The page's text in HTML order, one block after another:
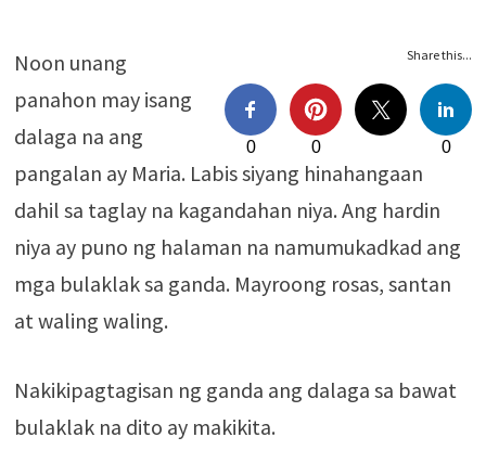
Share this...
0 0 0
Noon unang
panahon may isang
dalaga na ang
pangalan ay Maria. Labis siyang hinahangaan
dahil sa taglay na kagandahan niya. Ang hardin
niya ay puno ng halaman na namumukadkad ang
mga bulaklak sa ganda. Mayroong rosas, santan
at waling waling.
Nakikipagtagisan ng ganda ang dalaga sa bawat
bulaklak na dito ay makikita.